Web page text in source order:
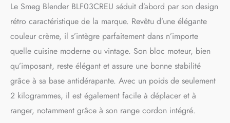
Nettoyage Automatique
SÉCURITÉ MAXIMALE: Le
blender est équipé d'un
système de protection en cas
de surchage du moteur et
d'un verrouillage moteur de
PRATIQUE: Le bec verseur,
la poignée ergonomique, le
bouchon doseur, la double
lame, le moteur avec
Le Smeg Blender BLF03CREU séduit d’abord par son design
rétro caractéristique de la marque. Revêtu d’une élégante
couleur crème, il s’intègre parfaitement dans n’importe
quelle cuisine moderne ou vintage. Son bloc moteur, bien
qu’imposant, reste élégant et assure une bonne stabilité
grâce à sa base antidérapante. Avec un poids de seulement
2 kilogrammes, il est également facile à déplacer et à
ranger, notamment grâce à son range cordon intégré.